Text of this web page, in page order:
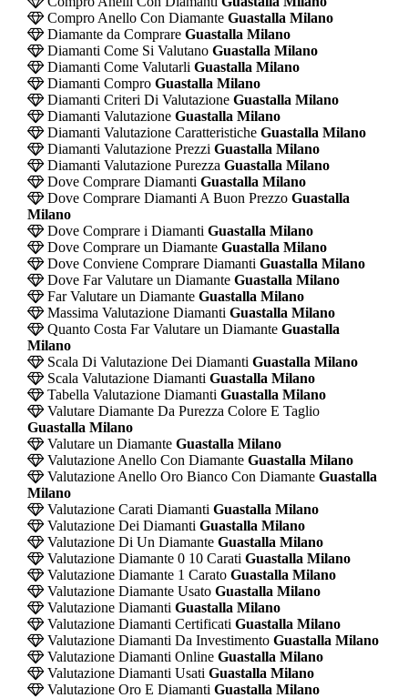
Compro Anello Con DiamanteGuastalla Milano
Diamante da ComprareGuastalla Milano
Diamanti Come Si ValutanoGuastalla Milano
Diamanti Come Valutarli Guastalla Milano
Diamanti ComproGuastalla Milano
Diamanti Criteri Di ValutazioneGuastalla Milano
Diamanti ValutazioneGuastalla Milano
Diamanti Valutazione CaratteristicheGuastalla Milano
Diamanti Valutazione Prezzi Guastalla Milano
Diamanti Valutazione Purezza Guastalla Milano
Dove Comprare Diamanti Guastalla Milano
Dove Comprare Diamanti A Buon PrezzoGuastalla
Milano
Dove Comprare i Diamanti Guastalla Milano
Dove Comprare un DiamanteGuastalla Milano
Dove Conviene Comprare Diamanti Guastalla Milano
Dove Far Valutare un DiamanteGuastalla Milano
Far Valutare un DiamanteGuastalla Milano
Massima Valutazione Diamanti Guastalla Milano
Quanto Costa Far Valutare un DiamanteGuastalla
Milano
Scala Di Valutazione Dei Diamanti Guastalla Milano
Scala Valutazione Diamanti Guastalla Milano
Tabella Valutazione Diamanti Guastalla Milano
Valutare Diamante Da Purezza Colore E Taglio
Guastalla Milano
Valutare un DiamanteGuastalla Milano
Valutazione Anello Con DiamanteGuastalla Milano
Valutazione Anello Oro Bianco Con DiamanteGuastalla
Milano
Valutazione Carati Diamanti Guastalla Milano
Valutazione Dei Diamanti Guastalla Milano
Valutazione Di Un DiamanteGuastalla Milano
Valutazione Diamante 0 10 Carati Guastalla Milano
Valutazione Diamante 1 CaratoGuastalla Milano
Valutazione Diamante UsatoGuastalla Milano
Valutazione Diamanti Guastalla Milano
Valutazione Diamanti Certificati Guastalla Milano
Valutazione Diamanti Da InvestimentoGuastalla Milano
Valutazione Diamanti OnlineGuastalla Milano
Valutazione Diamanti Usati Guastalla Milano
Valutazione Oro E Diamanti Guastalla Milano